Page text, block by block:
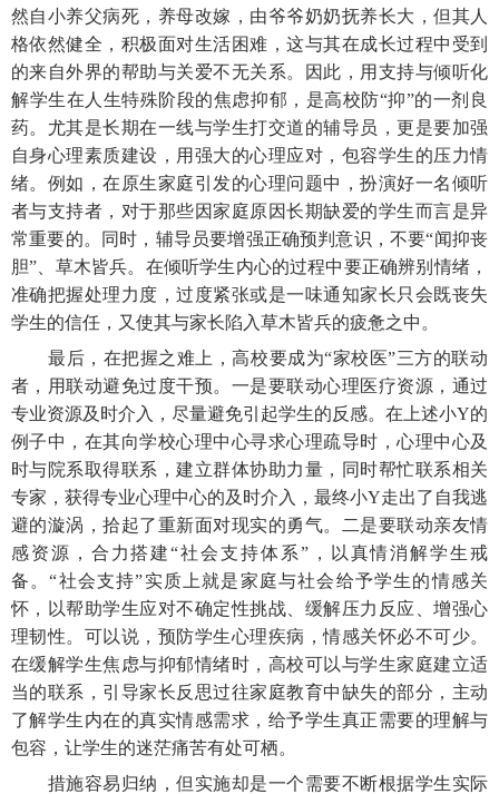
然自小养父病死，养母改嫁，由爷爷奶奶抚养长大，但其人
格依然健全，积极面对生活困难，这与其在成长过程中受到
的来自外界的帮助与关爱不无关系。因此，用支持与倾听化
解学生在人生特殊阶段的焦虑抑郁，是高校防“抑”的一剂良
药。尤其是长期在一线与学生打交道的辅导员，更是要加强
自身心理素质建设，用强大的心理应对，包容学生的压力情
绪。例如，在原生家庭引发的心理问题中，扮演好一名倾听
者与支持者，对于那些因家庭原因长期缺爱的学生而言是异
常重要的。同时，辅导员要增强正确预判意识，不要“闻抑丧
胆”、草木皆兵。在倾听学生内心的过程中要正确辨别情绪，
准确把握处理力度，过度紧张或是一味通知家长只会既丧失
学生的信任，又使其与家长陷入草木皆兵的疲惫之中。
最后，在把握之难上，高校要成为“家校医”三方的联动
者，用联动避免过度干预。一是要联动心理医疗资源，通过
专业资源及时介入，尽量避免引起学生的反感。在上述小Y的
例子中，在其向学校心理中心寻求心理疏导时，心理中心及
时与院系取得联系，建立群体协助力量，同时帮忙联系相关
专家，获得专业心理中心的及时介入，最终小Y走出了自我逃
避的漩涡，拾起了重新面对现实的勇气。二是要联动亲友情
感资源，合力搭建“社会支持体系”，以真情消解学生戒
备。“社会支持”实质上就是家庭与社会给予学生的情感关
怀，以帮助学生应对不确定性挑战、缓解压力反应、增强心
理韧性。可以说，预防学生心理疾病，情感关怀必不可少。
在缓解学生焦虑与抑郁情绪时，高校可以与学生家庭建立适
当的联系，引导家长反思过往家庭教育中缺失的部分，主动
了解学生内在的真实情感需求，给予学生真正需要的理解与
包容，让学生的迷茫痛苦有处可栖。
措施容易归纳，但实施却是一个需要不断根据学生实际